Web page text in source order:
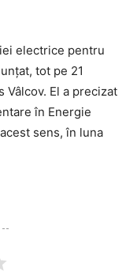
electrice pentru
tot pe 21
El a precizat
în Energie
sens, în luna